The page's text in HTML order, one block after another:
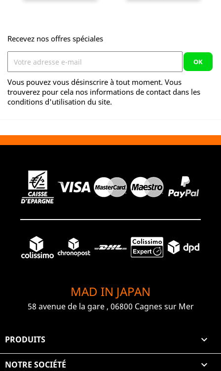
Recevez nos offres spéciales
Vous pouvez vous désinscrire à tout moment. Vous
trouverez pour cela nos informations de contact dans les
conditions d'utilisation du site.
MAD IN JAPAN
58 avenue de la gare , 06800 Cagnes sur Mer
PRODUITS 
NOTRE SOCIÉTÉ 